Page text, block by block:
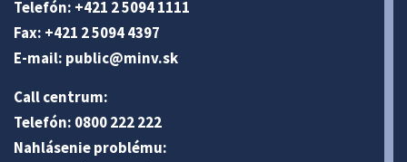
Telefón: +421 2 5094 1111
Fax: +421 2 5094 4397
E-mail: public@minv.sk
Call centrum:
Telefón: 0800 222 222
Nahlásenie problému: